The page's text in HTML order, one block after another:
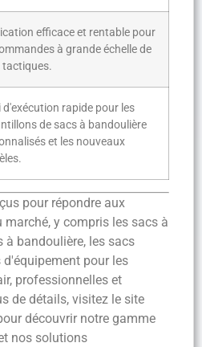
efficace et rentable pour
à grande échelle de
tactiques.
d'exécution rapide pour les
de sacs à bandoulière
et les nouveaux
pour répondre aux
marché, y compris les sacs à
à bandoulière, les sacs
pour les
professionnelles et
de détails, visitez le site
découvrir notre gamme
nos solutions